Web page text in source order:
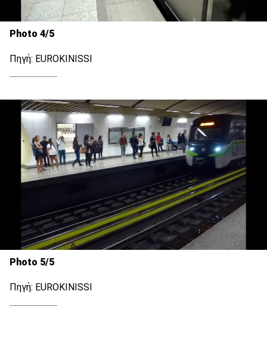
Photo 4/5
Πηγή: ΕUROKINISSI
Photo 5/5
Πηγή: ΕUROKINISSI